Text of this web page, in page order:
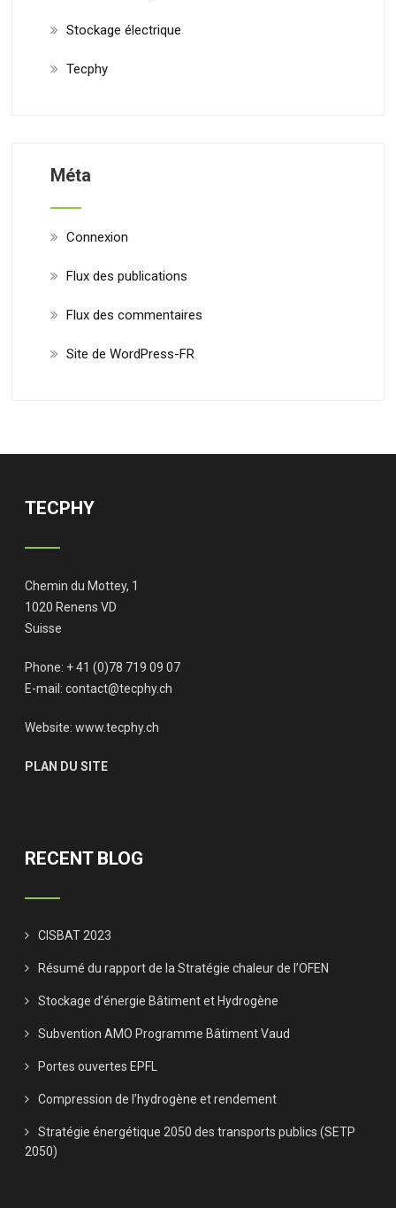
Stockage électrique
Tecphy
Méta
Connexion
Flux des publications
Flux des commentaires
Site de WordPress-FR
TECPHY
Chemin du Mottey, 1
1020 Renens VD
Suisse
Phone: + 41 (0)78 719 09 07
E-mail:contact@tecphy.ch
Website:www.tecphy.ch
PLAN DU SITE
RECENT BLOG
CISBAT 2023
Résumé du rapport de la Stratégie chaleur de l’OFEN
Stockage d’énergie Bâtiment et Hydrogène
Subvention AMO Programme Bâtiment Vaud
Portes ouvertes EPFL
Compression de l’hydrogène et rendement
Stratégie énergétique 2050 des transports publics (SETP
2050)